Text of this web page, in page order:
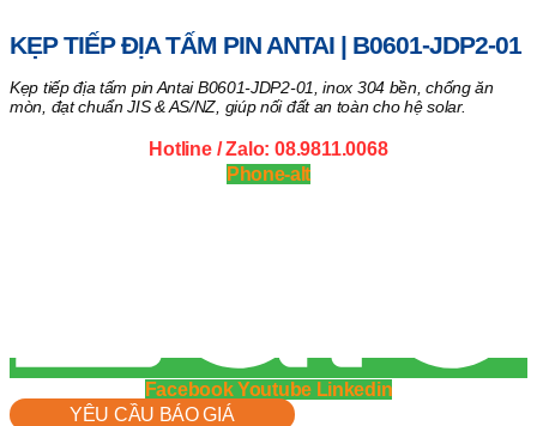
KẸP TIẾP ĐỊA TẤM PIN ANTAI | B0601-JDP2-01
Kẹp tiếp địa tấm pin Antai B0601-JDP2-01, inox 304 bền, chống ăn
mòn, đạt chuẩn JIS & AS/NZ, giúp nối đất an toàn cho hệ solar.
Hotline / Zalo: 08.9811.0068
Phone-alt
Facebook Youtube Linkedin
YÊU CẦU BÁO GIÁ